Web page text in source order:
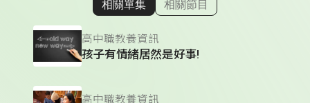
顯示相關單集
相關單集 相關節目
高中職教養資訊
孩子有情緒居然是好事!
高中職教養資訊